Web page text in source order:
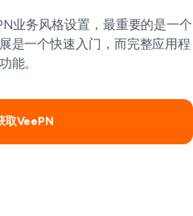
业务风格设置，最重要的是一个
是一个快速入门，而完整应用程
能。
取VeePN